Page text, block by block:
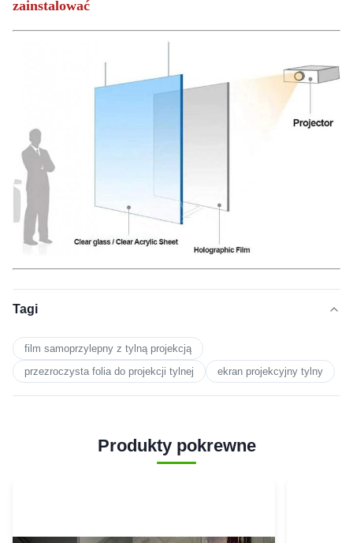
Aplikacja
Na
powietrzu
sklepowa,
Puby)
zainstalować
Tagi
film samoprzylepny z tylną projekcją
przezroczysta folia do projekcji tylnej
ekran projekcyjny tylny
Produkty pokrewne